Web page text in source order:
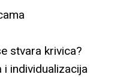
stvara krivica?
individualizacija